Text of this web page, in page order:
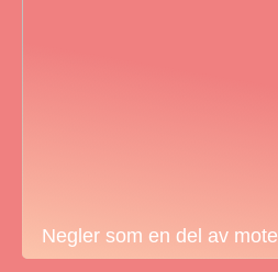
Negler som en del av mote